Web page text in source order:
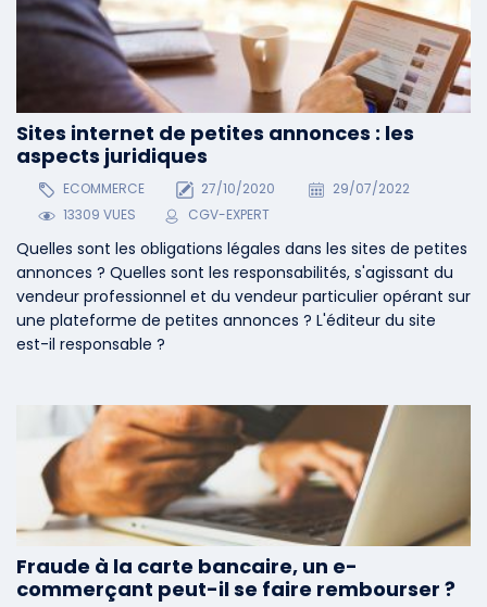
Sites internet de petites annonces : les
aspects juridiques
ECOMMERCE 27/10/2020
29/07/2022
13309 VUES
CGV-EXPERT
Quelles sont les obligations légales dans les sites de petites
annonces ? Quelles sont les responsabilités, s'agissant du
vendeur professionnel et du vendeur particulier opérant sur
une plateforme de petites annonces ? L'éditeur du site
est-il responsable ?
Fraude à la carte bancaire, un e-
commerçant peut-il se faire rembourser ?